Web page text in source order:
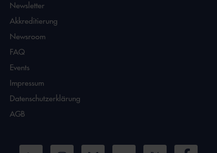
Newsletter
Akkreditierung
Newsroom
FAQ
Events
Impressum
Datenschutzerklärung
AGB